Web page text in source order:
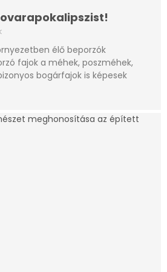
élő beporzók
fajok a méhek, poszméhek,
bogárfajok is képesek